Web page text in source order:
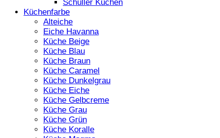
Schüller Küchen
Küchenfarbe
Alteiche
Eiche Havanna
Küche Beige
Küche Blau
Küche Braun
Küche Caramel
Küche Dunkelgrau
Küche Eiche
Küche Gelbcreme
Küche Grau
Küche Grün
Küche Koralle